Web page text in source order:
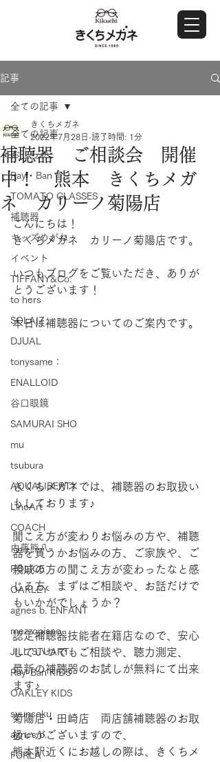
記事
全ての記事
おしらせ
Ray・Ban
TOMATO GLASSES
補聴器
キッズめがね
イベント
TIFFANY&Co.
to hers
SOLAIZ
DJUAL
tonysame：
ENALLOID
谷口眼鏡
SAMURAI SHO
mu
tsubura
AQUALIBERTY
LineArt
COACH
内藤熊八
POLICE
OAKLEY
agnes b. ENFANT
mezzopiano
JILL STUART
Ray-Ban KIDS
OAKLEY KIDS
syunsoku
agnes b.
FURLA
全ての記事
補聴器 ご相談会 開催
中！ 熊本 きくちメガ
ネ カリーノ菊陽店
きくちメガネ
2022年7月28日 読了時間: 1分
こんにちは！
きくちメガネ　カリーノ菊陽店です。
いつもブログをご覧いただき、ありが
とうございます！
本日は補聴器についてのご案内です。
きくちメガネでは、補聴器のお取扱い
もしております♪
聞こえ方が変わりお悩みの方や、補聴
器を買うかお悩みの方、ご家族や、ご
親戚の方の聞こえ方が変わったなと感
じる方、まずはご相談や、お話だけで
もいかがでしょうか？
認定補聴器技能者在籍店なので、安心
していつでもご相談や、聴力測定、
最新の補聴器のお試しが無料にて出来
ます♪
菊陽店・田崎店　両店舗補聴器のお取
扱いがございますので、
熊本駅近くにお越しの際は、きくちメ